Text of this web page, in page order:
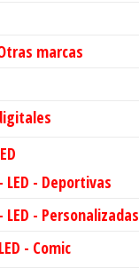
marcas
LED - Deportivas
LED - Personalizadas
- Comic